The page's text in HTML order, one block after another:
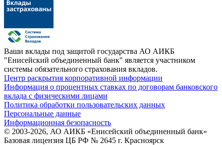
Ваши вклады под защитой государства АО АИКБ
"Енисейский объединенный банк" является участником
системы обязательного страхования вкладов.
Центр раскрытия корпоративной информации
Информация о процентных ставках по договорам банковского
вклада с физическими лицами
Политика обработки пользовательских данных
Персональные данные
Информационная безопасность
© 2003-2026, АО АИКБ «Енисейский объединенный банк»
Базовая лицензия ЦБ РФ № 2645 г. Красноярск